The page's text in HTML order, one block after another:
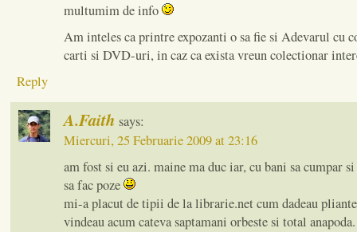
multumim de info
Am inteles ca printre expozanti o sa fie si Adevarul cu
carti si DVD-uri, in caz ca exista vreun colectionar
Reply
A.Faith says:
Miercuri, 25 Februarie 2009 at 23:16
am fost si eu azi. maine ma duc iar, cu bani sa cumpar
sa fac poze
mi-a placut de tipii de la librarie.net cum dadeau
vindeau acum cateva saptamani orbeste si total anapoda.